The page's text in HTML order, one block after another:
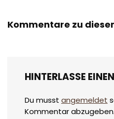
Kommentare zu
HINTERLASSE
Du musst angemeldet
Kommentar abzugeben.